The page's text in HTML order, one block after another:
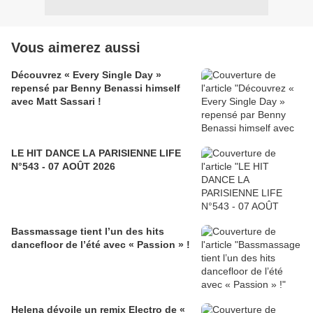
Vous aimerez aussi
Découvrez « Every Single Day »
repensé par Benny Benassi himself
avec Matt Sassari !
LE HIT DANCE LA PARISIENNE LIFE
N°543 - 07 AOÛT 2026
Bassmassage tient l’un des hits
dancefloor de l’été avec « Passion » !
Helena dévoile un remix Electro de «